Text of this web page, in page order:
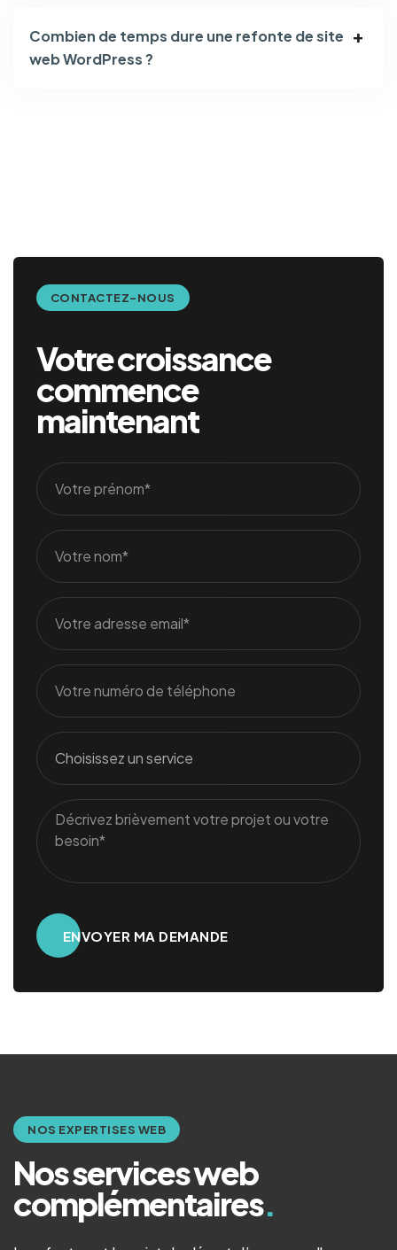
Combien de temps dure une refonte de site
web WordPress ?
CONTACTEZ-NOUS
Votre croissance
commence
maintenant
NOS EXPERTISES WEB
Nos services web
complémentaires.